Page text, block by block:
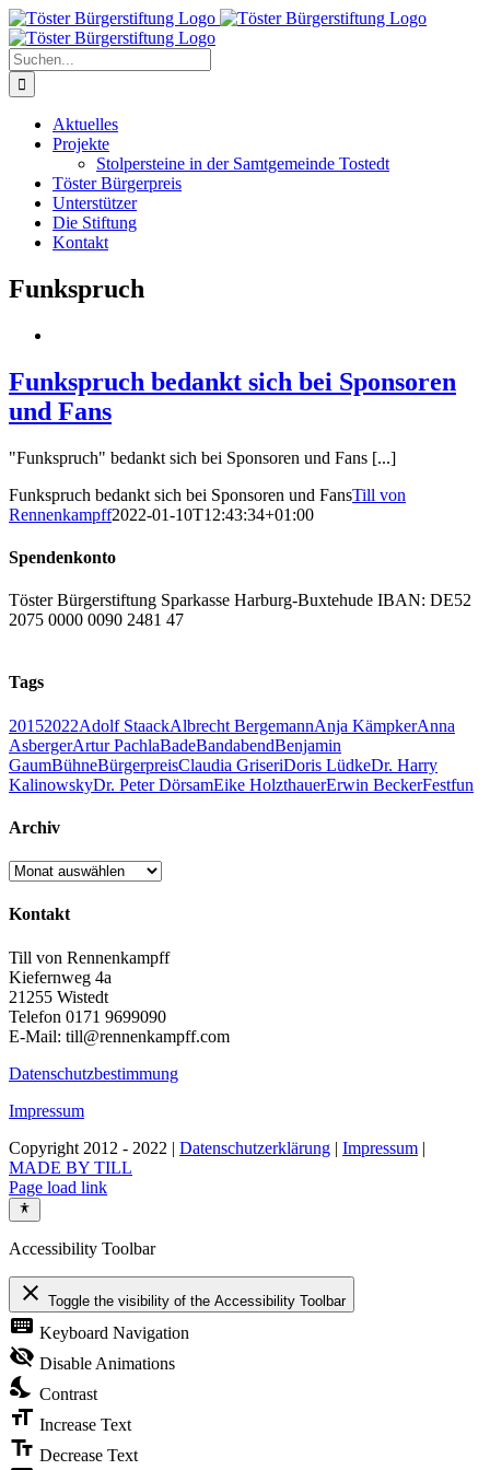
Zum
Inhalt
springen
Suche
nach:
Aktuelles
Projekte
Stolpersteine in der Samtgemeinde Tostedt
Töster Bürgerpreis
Unterstützer
Die Stiftung
Kontakt
Funkspruch
Funkspruch bedankt sich bei Sponsoren
und Fans
"Funkspruch" bedankt sich bei Sponsoren und Fans [...]
Funkspruch bedankt sich bei Sponsoren und FansTill von
Rennenkampff2022-01-10T12:43:34+01:00
Spendenkonto
Töster Bürgerstiftung Sparkasse Harburg-Buxtehude IBAN: DE52
2075 0000 0090 2481 47
Tags
20152022Adolf StaackAlbrecht BergemannAnja KämpkerAnna
AsbergerArtur PachlaBadeBandabendBenjamin
GaumBühneBürgerpreisClaudia GriseriDoris LüdkeDr. Harry
KalinowskyDr. Peter DörsamEike HolzthauerErwin BeckerFestfun
Archiv
Archiv
Kontakt
Till von Rennenkampff
Kiefernweg 4a
21255 Wistedt
Telefon 0171 9699090
E-Mail: till@rennenkampff.com
Datenschutzbestimmung
Impressum
Copyright 2012 - 2022 | Datenschutzerklärung | Impressum |
MADE BY TILL
Page load link
Accessibility Toolbar
close Toggle the visibility of the Accessibility Toolbar
keyboard Keyboard Navigation
visibility_off Disable Animations
nights_stay Contrast
format_size Increase Text
text_fields Decrease Text